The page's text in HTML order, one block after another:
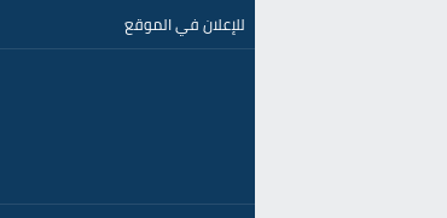
للإعلان في الموقع